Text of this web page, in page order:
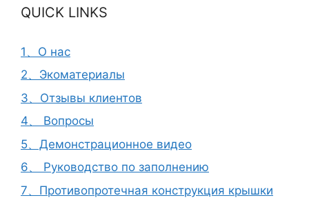
QUICK LINKS
1、О нас
2、Экоматериалы
3、Отзывы клиентов
4、 Вопросы
5、Демонстрационное видео
6、 Руководство по заполнению
7、Противопротечная конструкция крышки